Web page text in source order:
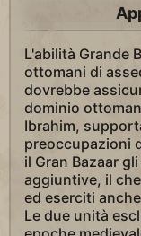
L'abilità Grande
ottomani di
dovrebbe
dominio
Ibrahim,
preoccupazioni
il Gran Bazaar
aggiuntive, il
ed eserciti
Le due unità